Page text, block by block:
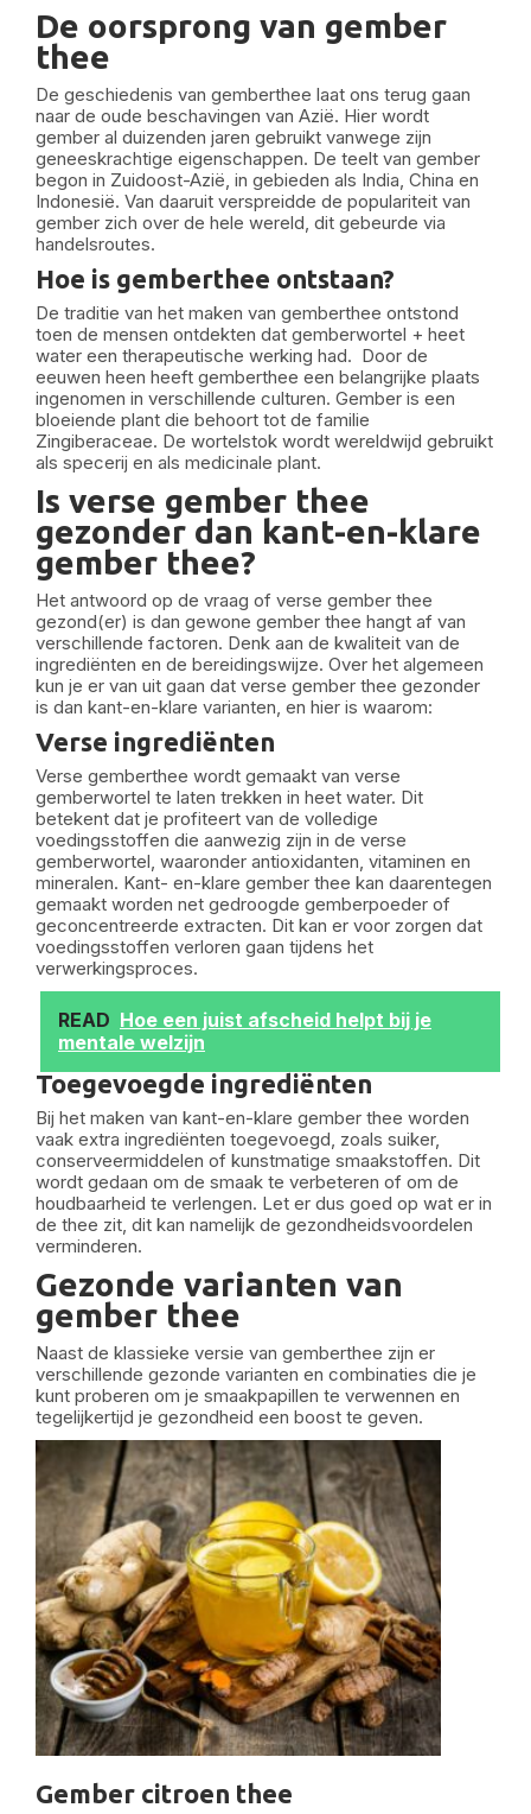
De oorsprong van gember
thee
De geschiedenis van gemberthee laat ons terug gaan
naar de oude beschavingen van Azië. Hier wordt
gember al duizenden jaren gebruikt vanwege zijn
geneeskrachtige eigenschappen. De teelt van gember
begon in Zuidoost-Azië, in gebieden als India, China en
Indonesië. Van daaruit verspreidde de populariteit van
gember zich over de hele wereld, dit gebeurde via
handelsroutes.
Hoe is gemberthee ontstaan?
De traditie van het maken van gemberthee ontstond
toen de mensen ontdekten dat gemberwortel + heet
water een therapeutische werking had. Door de
eeuwen heen heeft gemberthee een belangrijke plaats
ingenomen in verschillende culturen. Gember is een
bloeiende plant die behoort tot de familie
Zingiberaceae. De wortelstok wordt wereldwijd gebruikt
als specerij en als medicinale plant.
Is verse gember thee
gezonder dan kant-en-klare
gember thee?
Het antwoord op de vraag of verse gember thee
gezond(er) is dan gewone gember thee hangt af van
verschillende factoren. Denk aan de kwaliteit van de
ingrediënten en de bereidingswijze. Over het algemeen
kun je er van uit gaan dat verse gember thee gezonder
is dan kant-en-klare varianten, en hier is waarom:
Verse ingrediënten
Verse gemberthee wordt gemaakt van verse
gemberwortel te laten trekken in heet water. Dit
betekent dat je profiteert van de volledige
voedingsstoffen die aanwezig zijn in de verse
gemberwortel, waaronder antioxidanten, vitaminen en
mineralen. Kant- en-klare gember thee kan daarentegen
gemaakt worden net gedroogde gemberpoeder of
geconcentreerde extracten. Dit kan er voor zorgen dat
voedingsstoffen verloren gaan tijdens het
verwerkingsproces.
READ Hoe een juist afscheid helpt bij je
mentale welzijn
Toegevoegde ingrediënten
Bij het maken van kant-en-klare gember thee worden
vaak extra ingrediënten toegevoegd, zoals suiker,
conserveermiddelen of kunstmatige smaakstoffen. Dit
wordt gedaan om de smaak te verbeteren of om de
houdbaarheid te verlengen. Let er dus goed op wat er in
de thee zit, dit kan namelijk de gezondheidsvoordelen
verminderen.
Gezonde varianten van
gember thee
Naast de klassieke versie van gemberthee zijn er
verschillende gezonde varianten en combinaties die je
kunt proberen om je smaakpapillen te verwennen en
tegelijkertijd je gezondheid een boost te geven.
Gember citroen thee